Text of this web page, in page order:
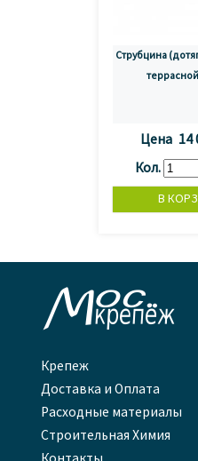
Струбцина
Цена 14
Кол.

Крепеж
Доставка и Оплата
Расходные материалы
Строительная Химия